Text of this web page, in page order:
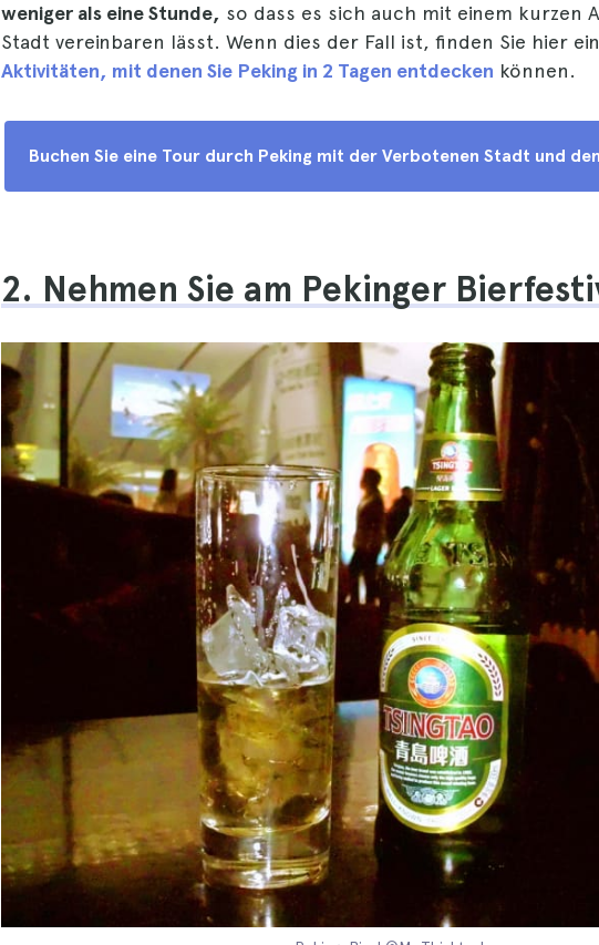
weniger als eine Stunde, so dass es sich auch mit einem kurzen
Stadt vereinbaren lässt. Wenn dies der Fall ist, finden Sie hier
Aktivitäten, mit denen Sie Peking in 2 Tagen entdecken können.
Buchen Sie eine Tour durch Peking mit der Verbotenen Stadt und
2. Nehmen Sie am Pekinger